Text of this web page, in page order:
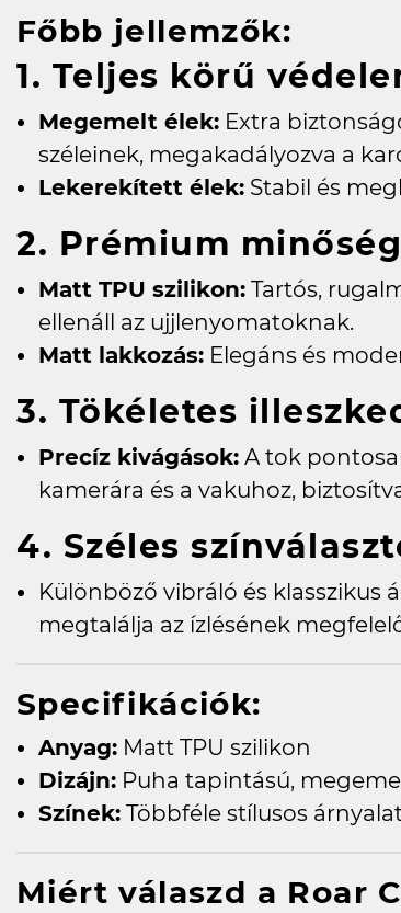
Főbb jellemzők:
1. Teljes körű
Megemelt élek: Extra
széleinek, megakadályozva a
Lekerekített élek: Stabil és
2. Prémium
Matt TPU szilikon: Tartós,
ellenáll az ujjlenyomatoknak.
Matt lakkozás: Elegáns és
3. Tökéletes
Precíz kivágások: A tok
kamerára és a vakuhoz,
4. Széles
Különböző vibráló és
megtalálja az ízlésének
Specifikációk:
Anyag: Matt TPU szilikon
Dizájn: Puha tapintású,
Színek: Többféle stílusos
Miért válaszd a Roar